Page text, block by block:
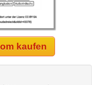
kaufen